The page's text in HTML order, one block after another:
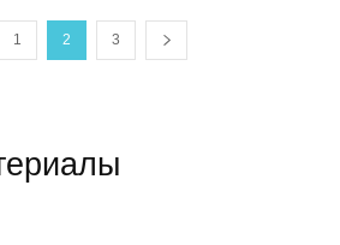
1 2 3